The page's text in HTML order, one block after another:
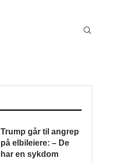
Trump går til angrep
på elbileiere: – De
har en sykdom